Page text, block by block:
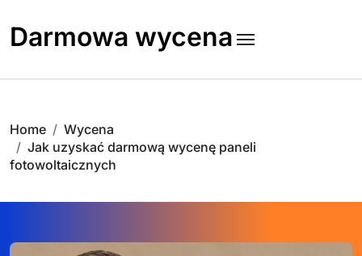
content
Darmowa wycena
Home
Wycena
Jak uzyskać darmową wycenę paneli
fotowoltaicznych